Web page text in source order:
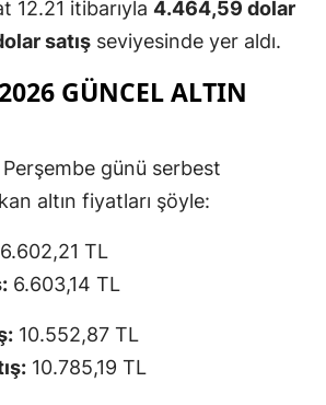
12.21 itibarıyla 4.464,59 dolar
satış seviyesinde yer aldı.
GÜNCEL ALTIN
günü serbest
altın fiyatları şöyle:
6.602,21 TL
6.603,14 TL
10.552,87 TL
10.785,19 TL